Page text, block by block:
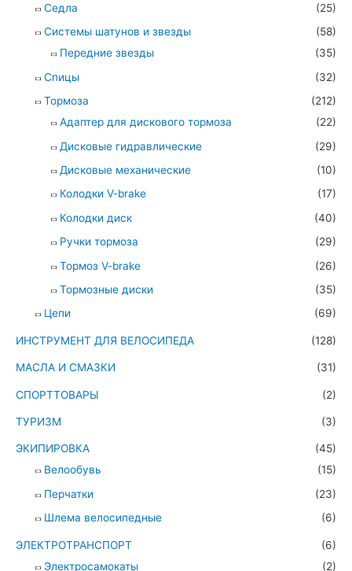
Седла
(25)
Системы шатунов и звезды
(58)
Передние звезды
(35)
Спицы
(32)
Тормоза
(212)
Адаптер для дискового тормоза
(22)
Дисковые гидравлические
(29)
Дисковые механические
(10)
Колодки V-brake
(17)
Колодки диск
(40)
Ручки тормоза
(29)
Тормоз V-brake
(26)
Тормозные диски
(35)
Цепи
(69)
ИНСТРУМЕНТ ДЛЯ ВЕЛОСИПЕДА (128)
МАСЛА И СМАЗКИ (31)
СПОРТТОВАРЫ (2)
ТУРИЗМ (3)
ЭКИПИРОВКА
(45)
Велообувь
(15)
Перчатки
(23)
Шлема велосипедные
(6)
ЭЛЕКТРОТРАНСПОРТ
(6)
Электросамокаты
(2)